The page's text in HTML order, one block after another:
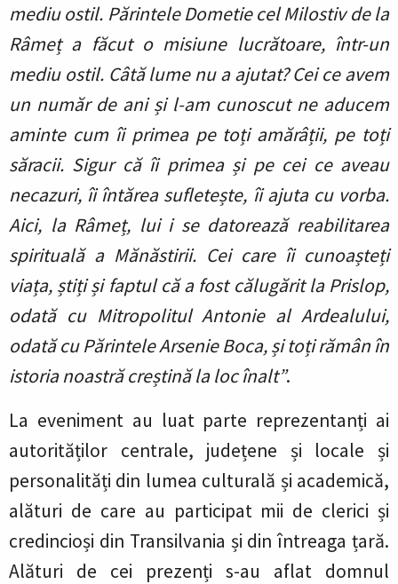
mediu ostil. Părintele Dometie cel Milostiv de la
Râmeț a făcut o misiune lucrătoare, într-un
mediu ostil. Câtă lume nu a ajutat? Cei ce avem
un număr de ani și l-am cunoscut ne aducem
aminte cum îi primea pe toți amărâții, pe toți
săracii. Sigur că îi primea și pe cei ce aveau
necazuri, îi întărea sufletește, îi ajuta cu vorba.
Aici, la Râmeț, lui i se datorează reabilitarea
spirituală a Mănăstirii. Cei care îi cunoașteți
viața, știți și faptul că a fost călugărit la Prislop,
odată cu Mitropolitul Antonie al Ardealului,
odată cu Părintele Arsenie Boca, și toți rămân în
istoria noastră creștină la loc înalt”.
La eveniment au luat parte reprezentanți ai
autorităților centrale, județene și locale și
personalități din lumea culturală și academică,
alături de care au participat mii de clerici și
credincioși din Transilvania și din întreaga țară.
Alături de cei prezenți s-au aflat domnul